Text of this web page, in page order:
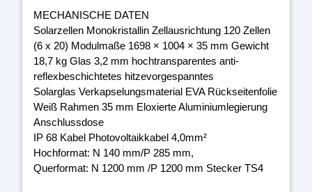
MECHANISCHE DATEN
Solarzellen Monokristallin Zellausrichtung 120 Zellen
(6 x 20) Modulmaße 1698 × 1004 × 35 mm Gewicht
18,7 kg Glas 3,2 mm hochtransparentes anti-
reflexbeschichtetes hitzevorgespanntes
Solarglas Verkapselungsmaterial EVA Rückseitenfolie
Weiß Rahmen 35 mm Eloxierte Aluminiumlegierung
Anschlussdose
IP 68 Kabel Photovoltaikkabel 4,0mm²
Hochformat: N 140 mm/P 285 mm,
Querformat: N 1200 mm /P 1200 mm Stecker TS4